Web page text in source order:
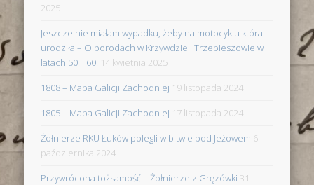
2025
Jeszcze nie miałam wypadku, żeby na motocyklu która
urodziła – O porodach w Krzywdzie i Trzebieszowie w
latach 50. i 60. 14 kwietnia 2025
1808 – Mapa Galicji Zachodniej 19 listopada 2024
1805 – Mapa Galicji Zachodniej 17 listopada 2024
Żołnierze RKU Łuków polegli w bitwie pod Jeżowem 6
października 2024
Przywrócona tożsamość – Żołnierze z Gręzówki 31